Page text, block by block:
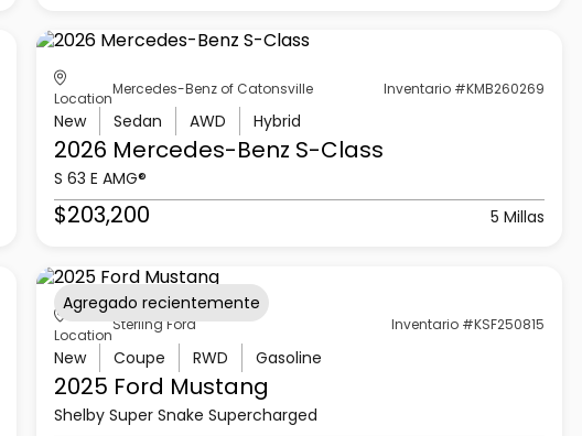
Location
Mercedes-Benz of Catonsville Inventario #KMB260269
New Sedan AWD Hybrid
2026 Mercedes-Benz S-Class
S 63 E AMG®
$203,200 5 Millas
Location
Sterling Ford Inventario #KSF250815
New Coupe RWD Gasoline
2025 Ford Mustang
Shelby Super Snake Supercharged
Agregado recientemente